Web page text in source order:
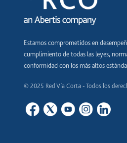
Estamos comprometidos en
cumplimiento de todas las leyes,
conformidad con los más altos
© 2025 Red Vía Corta - Todos los